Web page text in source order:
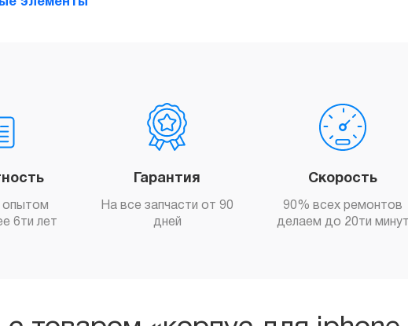
опытом
6ти лет
Гарантия
На все запчасти от 90
дней
Скорость
90% всех ремонтов
делаем до 20ти минут